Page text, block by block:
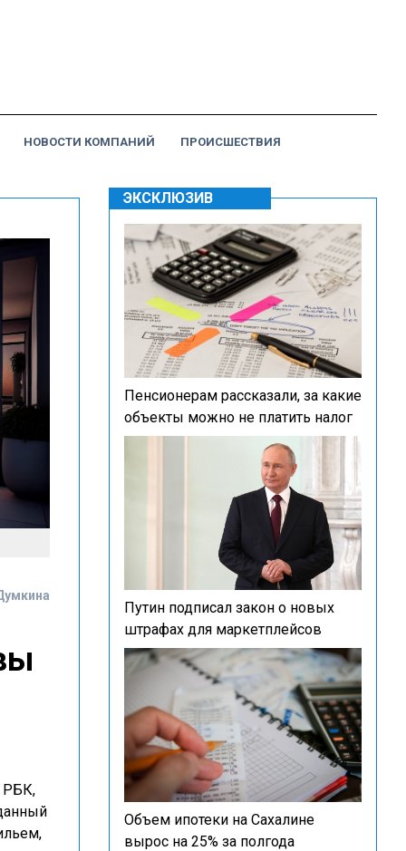
НОВОСТИ КОМПАНИЙ ПРОИСШЕСТВИЯ
РБК,
ЭКСКЛЮЗИВ
Пенсионерам рассказали, за какие
объекты можно не платить налог
Путин подписал закон о новых
штрафах для маркетплейсов
Объем ипотеки на Сахалине
вырос на 25% за полгода